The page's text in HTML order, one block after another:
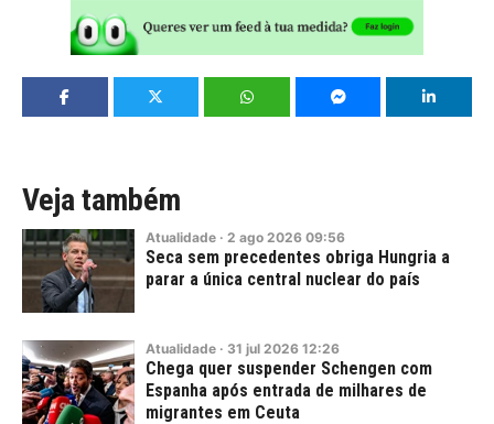
Veja também
Atualidade · 2 ago 2026 09:56
Seca sem precedentes obriga Hungria a
parar a única central nuclear do país
Atualidade · 31 jul 2026 12:26
Chega quer suspender Schengen com
Espanha após entrada de milhares de
migrantes em Ceuta